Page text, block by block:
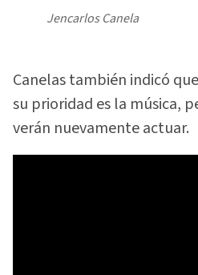
Jencarlos Canela
Canelas también indicó
su prioridad es la música,
verán nuevamente actuar.